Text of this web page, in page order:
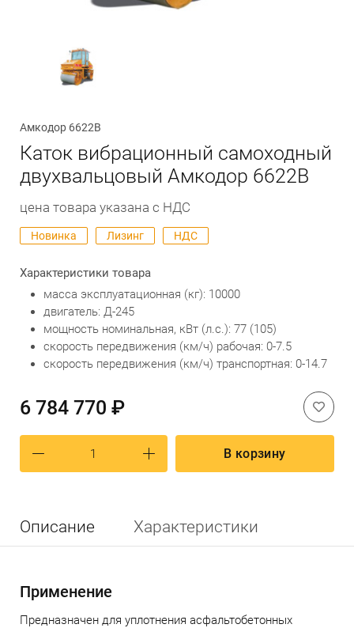
Амкодор 6622В
Каток вибрационный самоходный
двухвальцовый Амкодор 6622В
цена товара указана с НДС
Новинка Лизинг НДС
Характеристики товара
масса эксплуатационная (кг): 10000
двигатель: Д-245
мощность номинальная, кВт (л.с.): 77 (105)
скорость передвижения (км/ч) рабочая: 0-7.5
скорость передвижения (км/ч) транспортная: 0-14.7
6 784 770 ₽
В корзину
Описание Характеристики
Применение
Предназначен для уплотнения асфальтобетонных